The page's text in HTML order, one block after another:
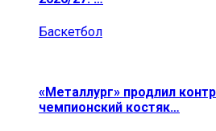
Баскетбол
«Металлург» продлил
чемпионский костяк…